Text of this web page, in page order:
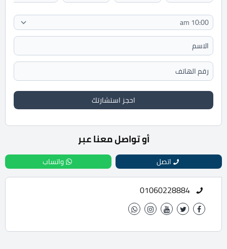
احجز استشارتك
أو تواصل معنا عبر
اتصل واتساب
01060228884